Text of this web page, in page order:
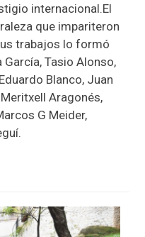
internacional.El
que impariteron
trabajos lo formó
García, Tasio Alonso,
Blanco, Juan
Aragonés,
G Meider,